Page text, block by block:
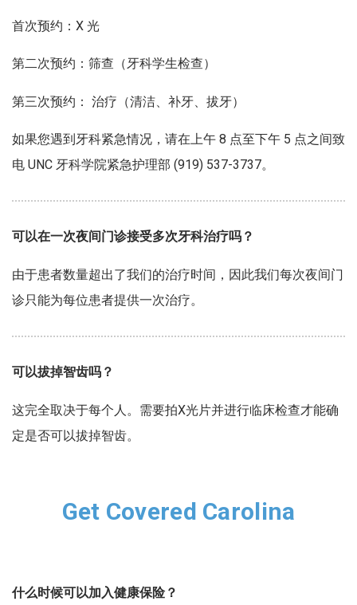
首次预约：X 光
第二次预约：筛查（牙科学生检查）
第三次预约： 治疗（清洁、补牙、拔牙）
如果您遇到牙科紧急情况，请在上午 8 点至下午 5 点之间致
电 UNC 牙科学院紧急护理部 (919) 537-3737。
可以在一次夜间门诊接受多次牙科治疗吗？
由于患者数量超出了我们的治疗时间，因此我们每次夜间门
诊只能为每位患者提供一次治疗。
可以拔掉智齿吗？
这完全取决于每个人。需要拍X光片并进行临床检查才能确
定是否可以拔掉智齿。
Get Covered Carolina
什么时候可以加入健康保险？